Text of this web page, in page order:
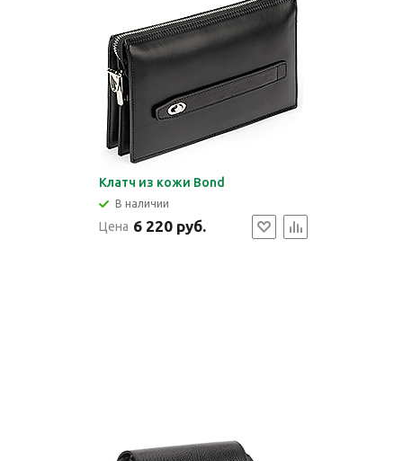
Клатч из кожи Bond
В наличии
Цена 6 220 руб.